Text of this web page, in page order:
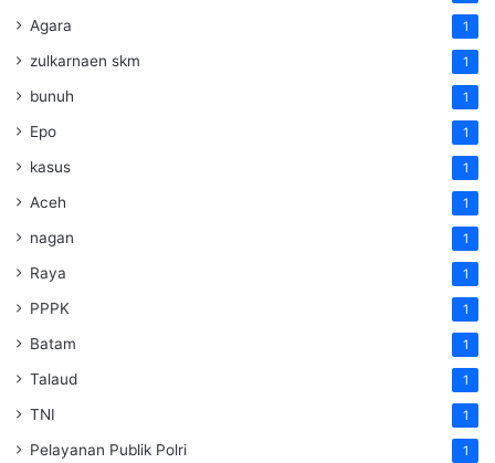
Agara 1
zulkarnaen skm 1
bunuh 1
Epo 1
kasus 1
Aceh 1
nagan 1
Raya 1
PPPK 1
Batam 1
Talaud 1
TNI 1
Pelayanan Publik Polri 1